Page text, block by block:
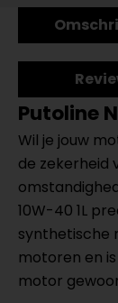
Putoline
Wil je jouw
de zekerheid
10W-40 1L
synthetische
motoren en
motor